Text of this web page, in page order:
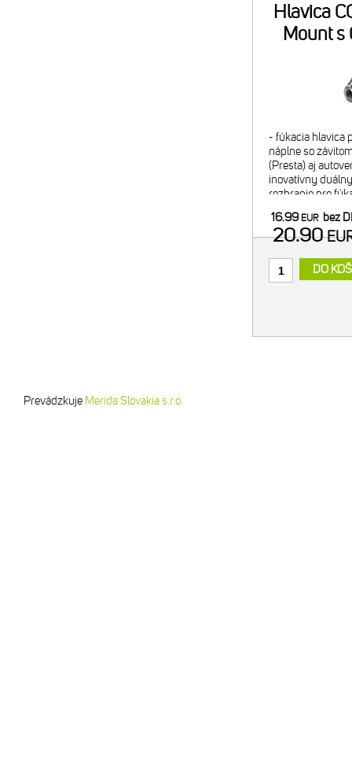
Hlavica
Mount s
- fúkacia hlavica
náplne so
(Presta) aj
inovatívny
rozhranie pre
- regulácia f
16.99EUR bez
20.90
DO
Prevádzkuje Merida Slovakia s.r.o.